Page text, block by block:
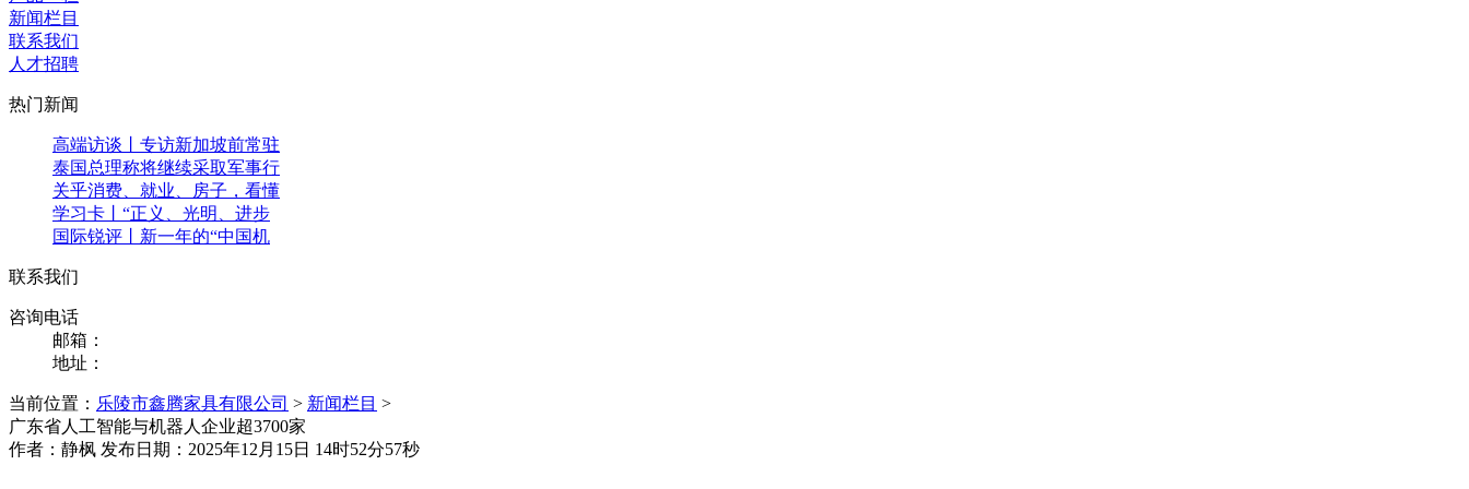
新闻栏目
联系我们
人才招聘
热门新闻
高端访谈丨专访新加坡前常驻
泰国总理称将继续采取军事行
关乎消费、就业、房子，看懂
学习卡丨“正义、光明、进步
国际锐评丨新一年的“中国机
联系我们
咨询电话
邮箱：
地址：
当前位置： 乐陵市鑫腾家具有限公司 > 新闻栏目 >
广东省人工智能与机器人企业超3700家
作者：静枫 发布日期：2025年12月15日 14时52分57秒